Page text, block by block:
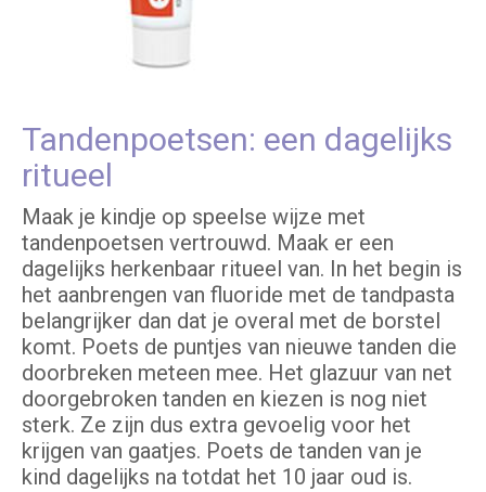
Tandenpoetsen: een dagelijks
ritueel
Maak je kindje op speelse wijze met
tandenpoetsen vertrouwd. Maak er een
dagelijks herkenbaar ritueel van. In het begin is
het aanbrengen van fluoride met de tandpasta
belangrijker dan dat je overal met de borstel
komt. Poets de puntjes van nieuwe tanden die
doorbreken meteen mee. Het glazuur van net
doorgebroken tanden en kiezen is nog niet
sterk. Ze zijn dus extra gevoelig voor het
krijgen van gaatjes. Poets de tanden van je
kind dagelijks na totdat het 10 jaar oud is.